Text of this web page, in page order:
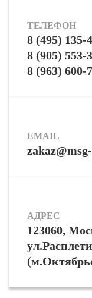
ТЕЛЕФОН
8 (495) 135-
8 (905) 553-
8 (963) 600-
EMAIL
АДРЕС
123060,